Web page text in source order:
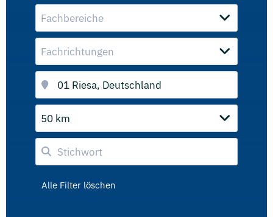
Fachbereiche
Fachrichtungen
50 km
Alle Filter löschen